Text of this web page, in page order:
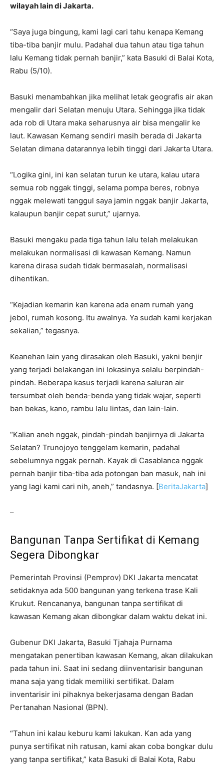
wilayah lain di Jakarta.
“Saya juga bingung, kami lagi cari tahu kenapa Kemang
tiba-tiba banjir mulu. Padahal dua tahun atau tiga tahun
lalu Kemang tidak pernah banjir,” kata Basuki di Balai Kota,
Rabu (5/10).
Basuki menambahkan jika melihat letak geografis air akan
mengalir dari Selatan menuju Utara. Sehingga jika tidak
ada rob di Utara maka seharusnya air bisa mengalir ke
laut. Kawasan Kemang sendiri masih berada di Jakarta
Selatan dimana datarannya lebih tinggi dari Jakarta Utara.
“Logika gini, ini kan selatan turun ke utara, kalau utara
semua rob nggak tinggi, selama pompa beres, robnya
nggak melewati tanggul saya jamin nggak banjir Jakarta,
kalaupun banjir cepat surut,” ujarnya.
Basuki mengaku pada tiga tahun lalu telah melakukan
melakukan normalisasi di kawasan Kemang. Namun
karena dirasa sudah tidak bermasalah, normalisasi
dihentikan.
“Kejadian kemarin kan karena ada enam rumah yang
jebol, rumah kosong. Itu awalnya. Ya sudah kami kerjakan
sekalian,” tegasnya.
Keanehan lain yang dirasakan oleh Basuki, yakni benjir
yang terjadi belakangan ini lokasinya selalu berpindah-
pindah. Beberapa kasus terjadi karena saluran air
tersumbat oleh benda-benda yang tidak wajar, seperti
ban bekas, kano, rambu lalu lintas, dan lain-lain.
“Kalian aneh nggak, pindah-pindah banjirnya di Jakarta
Selatan? Trunojoyo tenggelam kemarin, padahal
sebelumnya nggak pernah. Kayak di Casablanca nggak
pernah banjir tiba-tiba ada potongan ban masuk, nah ini
yang lagi kami cari nih, aneh,” tandasnya. [BeritaJakarta]
–
Bangunan Tanpa Sertifikat di Kemang
Segera Dibongkar
Pemerintah Provinsi (Pemprov) DKI Jakarta mencatat
setidaknya ada 500 bangunan yang terkena trase Kali
Krukut. Rencananya, bangunan tanpa sertifikat di
kawasan Kemang akan dibongkar dalam waktu dekat ini.
Gubenur DKI Jakarta, Basuki Tjahaja Purnama
mengatakan penertiban kawasan Kemang, akan dilakukan
pada tahun ini. Saat ini sedang diinventarisir bangunan
mana saja yang tidak memiliki sertifikat. Dalam
inventarisir ini pihaknya bekerjasama dengan Badan
Pertanahan Nasional (BPN).
“Tahun ini kalau keburu kami lakukan. Kan ada yang
punya sertifikat nih ratusan, kami akan coba bongkar dulu
yang tanpa sertifikat,” kata Basuki di Balai Kota, Rabu